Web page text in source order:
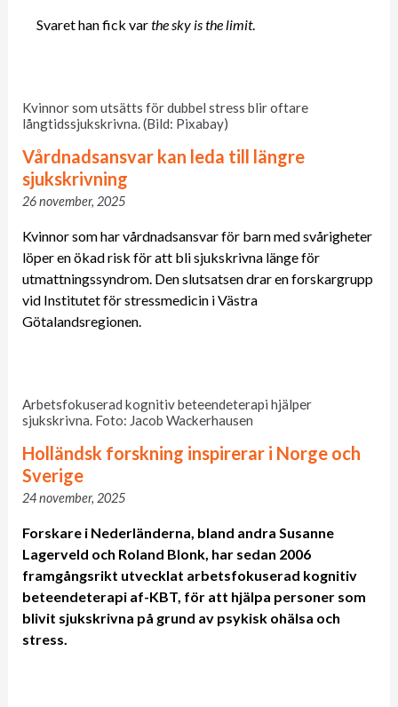
Svaret han fick varthe sky is the limit.
Kvinnor som utsätts för dubbel stress blir oftare
långtidssjukskrivna. (Bild: Pixabay)
Vårdnadsansvar kan leda till längre
sjukskrivning
26 november, 2025
Kvinnor som har vårdnadsansvar för barn med svårigheter
löper en ökad risk för att bli sjukskrivna länge för
utmattningssyndrom. Den slutsatsen drar en forskargrupp
vid Institutet för stressmedicin i Västra
Götalandsregionen.
Arbetsfokuserad kognitiv beteendeterapi hjälper
sjukskrivna. Foto: Jacob Wackerhausen
Holländsk forskning inspirerar i Norge och
Sverige
24 november, 2025
Forskare i Nederländerna, bland andra Susanne
Lagerveld och Roland Blonk, har sedan 2006
framgångsrikt utvecklat arbetsfokuserad kognitiv
beteendeterapi af-KBT, för att hjälpa personer som
blivit sjukskrivna på grund av psykisk ohälsa och
stress.